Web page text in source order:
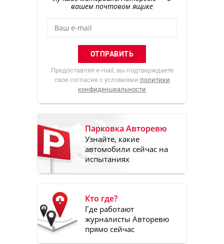
вашем почтовом ящике
Предоставляя e-mail, вы подтверждаете
свое согласие с условиями политики
конфиденциальности
Парковка Авторевю
Узнайте, какие
автомобили сейчас на
испытаниях
Кто где?
Где работают
журналисты Авторевю
прямо сейчас